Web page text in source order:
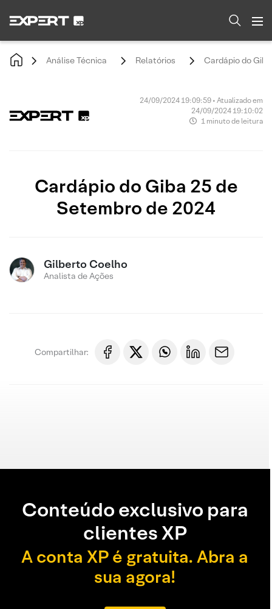
Análise Técnica Relatórios Cardápio do
24/09/2024 19:09:59 • Atualizado em
24/09/2024 19:10:02
1 minuto de leitura
Cardápio do Giba 25 de
Setembro de 2024
Gilberto Coelho
Analista de Ações
Compartilhar:
Conteúdo exclusivo para
clientes XP
A conta XP é gratuita. Abra a
sua agora!